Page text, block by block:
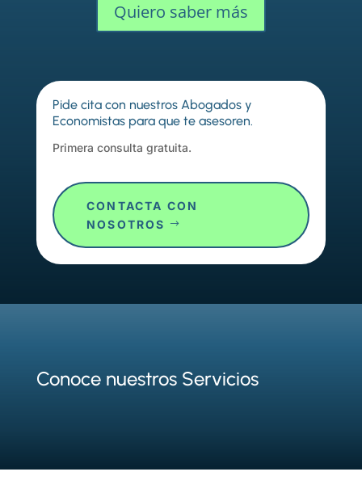
Quiero saber más
Pide cita con nuestros Abogados y
Economistas para que te asesoren.
Primera consulta gratuita.
CONTACTA CON
NOSOTROS
Conoce nuestros Servicios